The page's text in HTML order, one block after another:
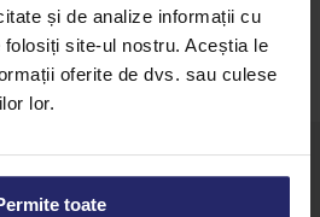
și de analize informații cu
site-ul nostru. Aceștia le
oferite de dvs. sau culese
lor.
toate